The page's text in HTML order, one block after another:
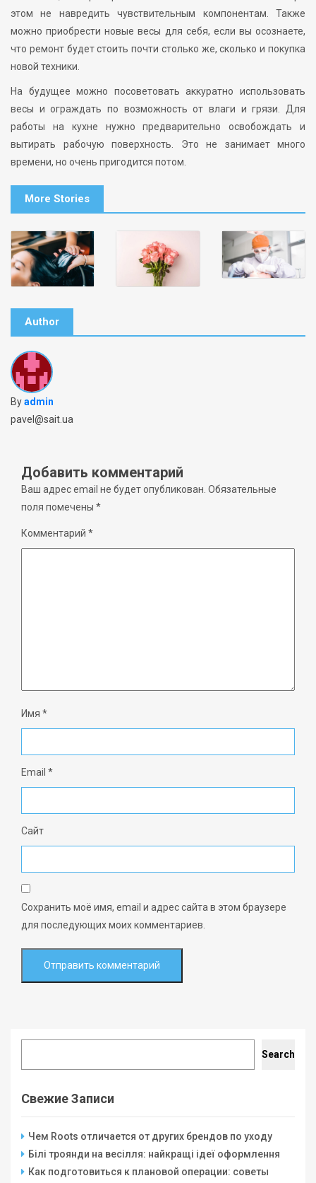
этом не навредить чувствительным компонентам. Также
можно приобрести новые весы для себя, если вы осознаете,
что ремонт будет стоить почти столько же, сколько и покупка
новой техники.
На будущее можно посоветовать аккуратно использовать
весы и ограждать по возможность от влаги и грязи. Для
работы на кухне нужно предварительно освобождать и
вытирать рабочую поверхность. Это не занимает много
времени, но очень пригодится потом.
More Stories
Author
Byadmin
pavel@sait.ua
Добавить комментарий
Ваш адрес email не будет опубликован. Обязательные
поля помечены *
Комментарий *
Имя *
Email *
Сайт
Сохранить моё имя, email и адрес сайта в этом браузере
для последующих моих комментариев.
Search
Свежие Записи
Чем Roots отличается от других брендов по уходу
Білі троянди на весілля: найкращі ідеї оформлення
Как подготовиться к плановой операции: советы